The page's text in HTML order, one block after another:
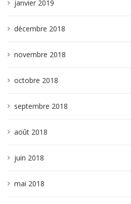
janvier 2019
décembre 2018
novembre 2018
octobre 2018
septembre 2018
août 2018
juin 2018
mai 2018